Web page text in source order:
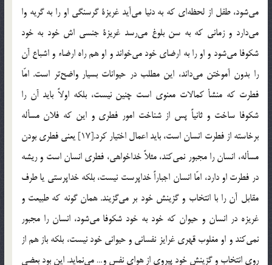
مي‌شود، طفل از لحظه‌اي كه به دنيا مي‌آيد غريزة گرسنگي او را به گريه وا
مي‌دارد و زماني كه به سن بلوغ مي‌رسد غريزة جنسي اش خود به خود
شكوفا مي‌شود و او را به ارضاي خود مي‌خواند و او هم راه ارضاء و اشباع آن
را بدون آموختن مي‌داند، اين مطلب در حيوانات بسيار واضح‌تر است. امّا
فطرت كه منشأ كمالات معنوي است چنين نيست، بلكه اولاً بايد آن را
شكوفا ساخت و ثانياً پس از شناخت امور فطري و اين كه فلان مسأله
برخاسته از فطرت انسان است، بايد اعمال اختيار كرد.[17] يعني فطري بودن
مسأله، انسان را مجبور نمي‌كند، مثلاً خداخواهي، فطري انسان است و ريشه
در فطرت او دارد، امّا انسان اجباراً خداپرست نيست، بلكه خداپرستي يا طرف
مقابل آن را با انتخاب و گزينش خود بر مي‌گزيند. همان گونه كه طبيعت و
غريزه در انسان و حيوان كه خود به خود شكوفا مي‌شود، انسان را مجبور
نمي‌كند و او مغلوب قهري غرايز نفساني و حيواني خود نيست، بلكه باز هم از
روي انتخاب و گزينش خود پيروي از هواي نفس و… مي‌نمايد. اين بود بعضي